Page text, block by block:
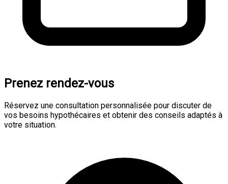
Prenez rendez-vous
Réservez une consultation personnalisée pour discuter de
vos besoins hypothécaires et obtenir des conseils adaptés à
votre situation.